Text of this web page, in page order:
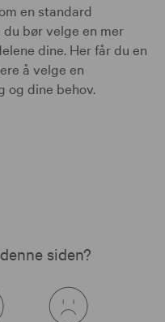
en standard
bør velge en mer
dine. Her får du en
å velge en
og dine behov.
siden?